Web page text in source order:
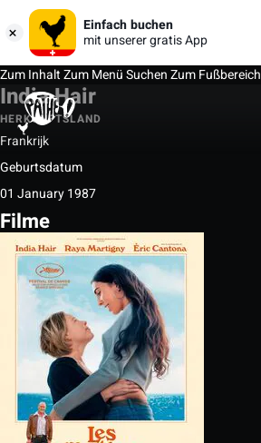
Einfach buchen
mit unserer gratis App
Zum InhaltZum MenüSuchenZum Fußbereich
India Hair
HERKUNFTSLAND
Frankrijk
Geburtsdatum
01 January 1987
Filme